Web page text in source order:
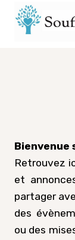
Aller
Bienvenue
Retrouvez
et
partager
des
ou des